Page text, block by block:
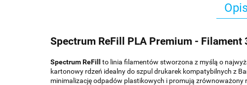
Spectrum ReFill PLA Premium - Filament
Spectrum ReFill
to linia filamentów stworzona z myślą o
kartonowy rdzeń idealny do szpul drukarek kompatybilnych z
minimalizację odpadów plastikowych i promują zrównoważony